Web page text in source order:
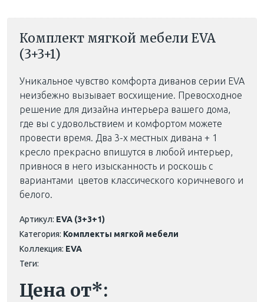
Комплект мягкой мебели EVA
(3+3+1)
Уникальное чувство комфорта диванов серии EVA
неизбежно вызывает восхищение. Превосходное
решение для дизайна интерьера вашего дома,
где вы с удовольствием и комфортом можете
провести время. Два 3-х местных дивана + 1
кресло прекрасно впишутся в любой интерьер,
привнося в него изысканность и роскошь с
вариантами цветов классического коричневого и
белого.
Артикул: EVA (3+3+1)
Категория: Комплекты мягкой мебели
Коллекция: EVA
Теги:
Цена от*: